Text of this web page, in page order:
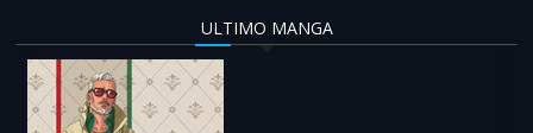
ULTIMO MANGA